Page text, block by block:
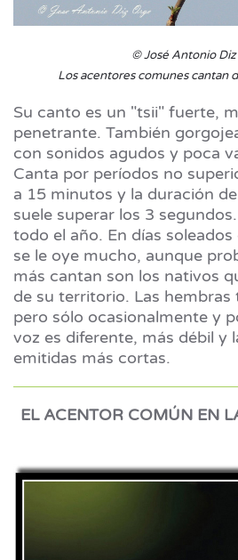
© José Antonio
Los acentores comunes cantan
Su canto es un "tsii" fuerte,
penetrante. También
con sonidos agudos y poca
Canta por períodos no
a 15 minutos y la duración
suele superar los 3
todo el año. En días
se le oye mucho, aunque
más cantan son los nativos
de su territorio. Las hembras
pero sólo ocasionalmente y
voz es diferente, más débil y
emitidas más cortas.
EL ACENTOR COMÚN EN